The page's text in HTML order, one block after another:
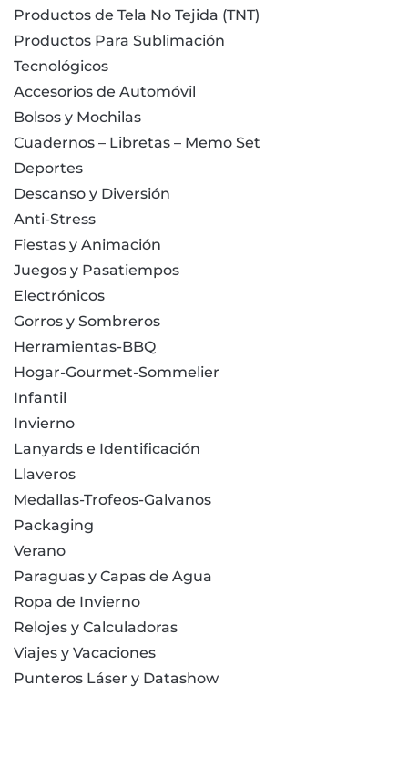
Productos de Tela No Tejida (TNT)
Productos Para Sublimación
Tecnológicos
Accesorios de Automóvil
Bolsos y Mochilas
Cuadernos – Libretas – Memo Set
Deportes
Descanso y Diversión
Anti-Stress
Fiestas y Animación
Juegos y Pasatiempos
Electrónicos
Gorros y Sombreros
Herramientas-BBQ
Hogar-Gourmet-Sommelier
Infantil
Invierno
Lanyards e Identificación
Llaveros
Medallas-Trofeos-Galvanos
Packaging
Verano
Paraguas y Capas de Agua
Ropa de Invierno
Relojes y Calculadoras
Viajes y Vacaciones
Punteros Láser y Datashow